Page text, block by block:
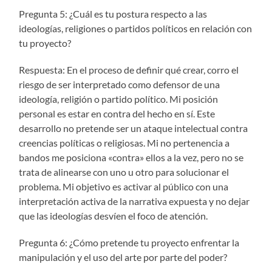
Pregunta 5: ¿Cuál es tu postura respecto a las
ideologías, religiones o partidos políticos en relación con
tu proyecto?
Respuesta: En el proceso de definir qué crear, corro el
riesgo de ser interpretado como defensor de una
ideología, religión o partido político. Mi posición
personal es estar en contra del hecho en sí. Este
desarrollo no pretende ser un ataque intelectual contra
creencias políticas o religiosas. Mi no pertenencia a
bandos me posiciona «contra» ellos a la vez, pero no se
trata de alinearse con uno u otro para solucionar el
problema. Mi objetivo es activar al público con una
interpretación activa de la narrativa expuesta y no dejar
que las ideologías desvíen el foco de atención.
Pregunta 6: ¿Cómo pretende tu proyecto enfrentar la
manipulación y el uso del arte por parte del poder?